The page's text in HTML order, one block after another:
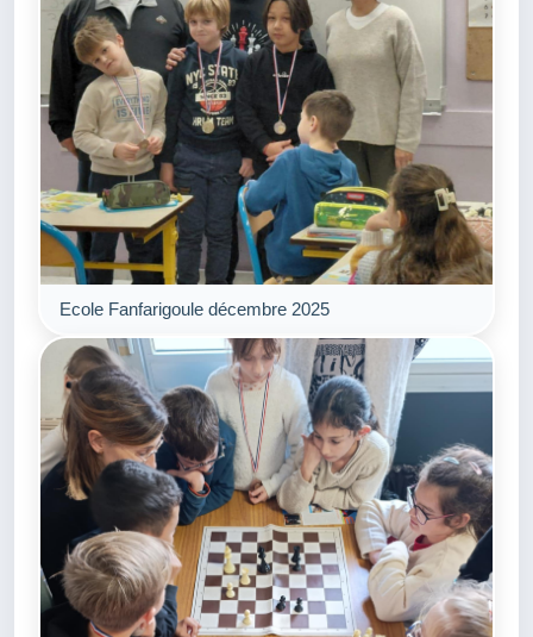
Ecole Fanfarigoule décembre 2025